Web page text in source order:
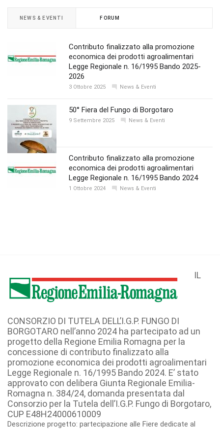
NEWS & EVENTI FORUM
Contributo finalizzato alla promozione
economica dei prodotti agroalimentari
Legge Regionale n. 16/1995 Bando 2025-
2026
3 Ottobre 2025 News & Eventi
50° Fiera del Fungo di Borgotaro
9 Settembre 2025 News & Eventi
Contributo finalizzato alla promozione
economica dei prodotti agroalimentari
Legge Regionale n. 16/1995 Bando 2024
1 Ottobre 2024 News & Eventi
IL
CONSORZIO DI TUTELA DELL’I.G.P. FUNGO DI
BORGOTARO nell’anno 2024 ha partecipato ad un
progetto della Regione Emilia Romagna per la
concessione di contributo finalizzato alla
promozione economica dei prodotti agroalimentari
Legge Regionale n. 16/1995 Bando 2024. E’ stato
approvato con delibera Giunta Regionale Emilia-
Romagna n. 384/24, domanda presentata dal
Consorzio per la Tutela dell’I.G.P. Fungo di Borgotaro,
CUP E48H24000610009
Descrizione progetto: partecipazione alle Fiere dedicate al